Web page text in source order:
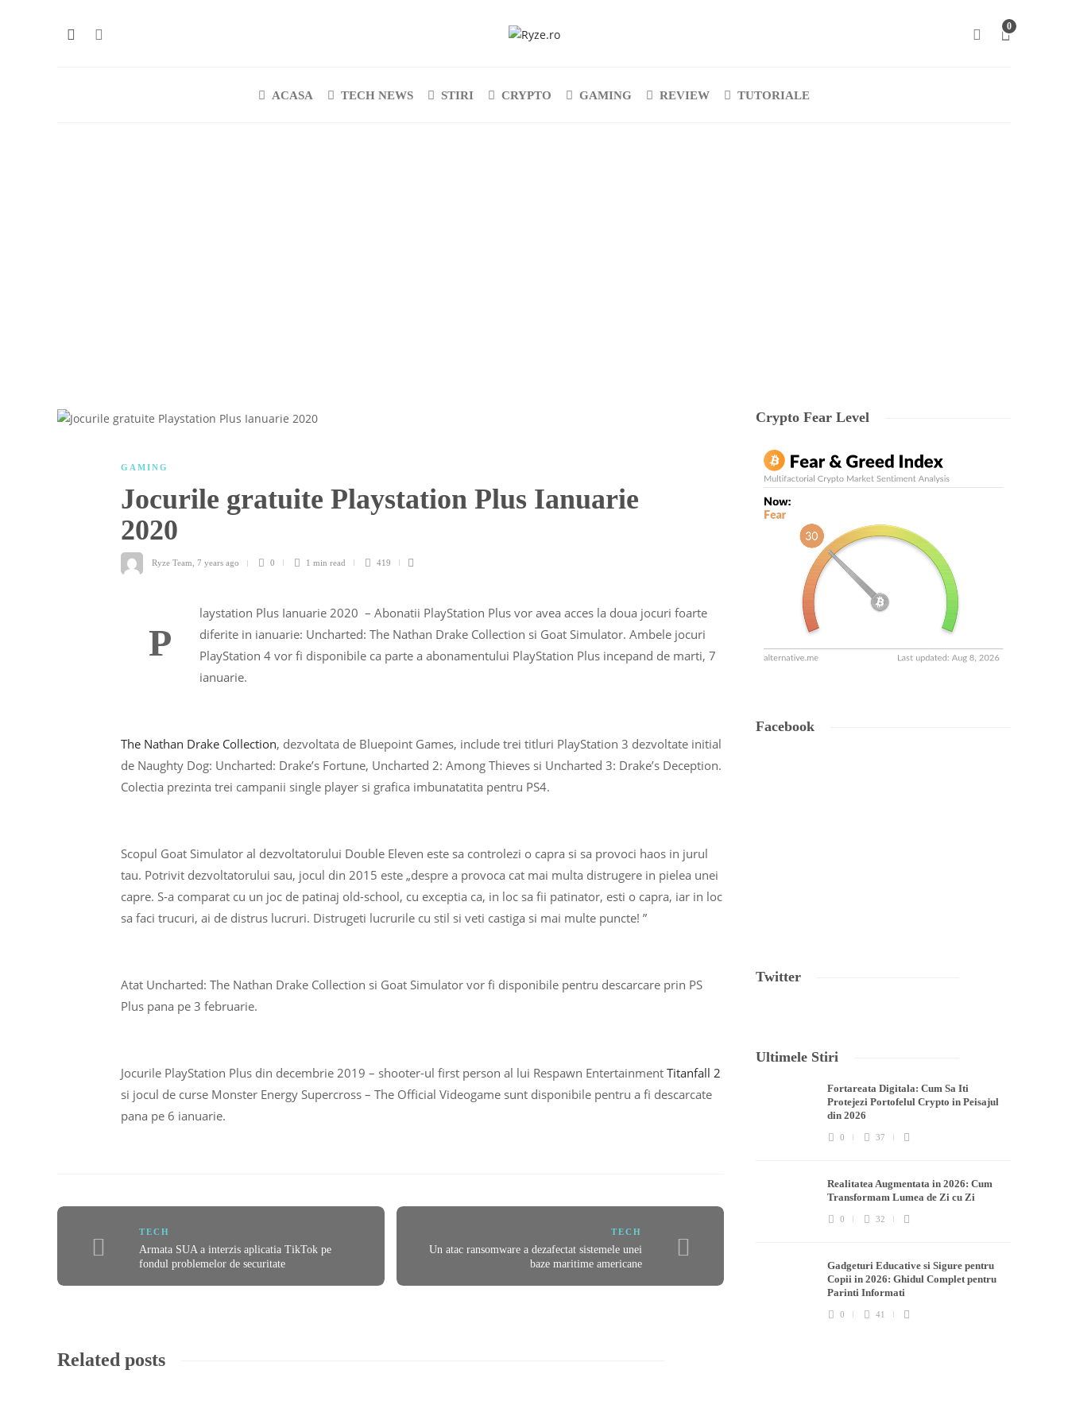
0
ACASA TECH NEWS STIRI CRYPTO GAMING REVIEW TUTORIALE
GAMING
Jocurile gratuite Playstation Plus Ianuarie
2020
Ryze Team 7 years ago 0 1 min read 419
P
laystation Plus Ianuarie 2020 – Abonatii PlayStation Plus vor avea acces la doua jocuri foarte
diferite in ianuarie: Uncharted: The Nathan Drake Collection si Goat Simulator. Ambele jocuri
PlayStation 4 vor fi disponibile ca parte a abonamentului PlayStation Plus incepand de marti, 7
ianuarie.
The Nathan Drake Collection, dezvoltata de Bluepoint Games, include trei titluri PlayStation 3 dezvoltate initial
de Naughty Dog: Uncharted: Drake’s Fortune, Uncharted 2: Among Thieves si Uncharted 3: Drake’s Deception.
Colectia prezinta trei campanii single player si grafica imbunatatita pentru PS4.
Scopul Goat Simulator al dezvoltatorului Double Eleven este sa controlezi o capra si sa provoci haos in jurul
tau. Potrivit dezvoltatorului sau, jocul din 2015 este „despre a provoca cat mai multa distrugere in pielea unei
capre. S-a comparat cu un joc de patinaj old-school, cu exceptia ca, in loc sa fii patinator, esti o capra, iar in loc
sa faci trucuri, ai de distrus lucruri. Distrugeti lucrurile cu stil si veti castiga si mai multe puncte! ”
Atat Uncharted: The Nathan Drake Collection si Goat Simulator vor fi disponibile pentru descarcare prin PS
Plus pana pe 3 februarie.
Jocurile PlayStation Plus din decembrie 2019 – shooter-ul first person al lui Respawn Entertainment Titanfall 2
si jocul de curse Monster Energy Supercross – The Official Videogame sunt disponibile pentru a fi descarcate
pana pe 6 ianuarie.
TECH
Armata SUA a interzis aplicatia TikTok pe
fondul problemelor de securitate
TECH
Un atac ransomware a dezafectat sistemele unei
baze maritime americane
Related posts
Crypto Fear Level
Facebook
Twitter
Ultimele Stiri
Fortareata Digitala: Cum Sa Iti
Protejezi Portofelul Crypto in Peisajul
din 2026
0 37
Realitatea Augmentata in 2026: Cum
Transformam Lumea de Zi cu Zi
0 32
Gadgeturi Educative si Sigure pentru
Copii in 2026: Ghidul Complet pentru
Parinti Informati
0 41